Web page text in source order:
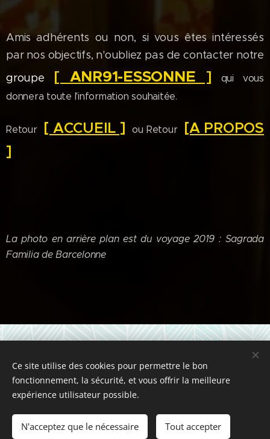
Amis adhérents ou non, si vous êtes intéressés
par nos objectifs, n'oubliez pas de contacter notre
groupe
[ ANR91-ESSONNE ]
qui vous
donnera toute l'information souhaitée.
Retour [ ACCUEIL ] ou Retour
[A PROPOS
]
La photo en arrière plan est du voyage 2019 : Sagrada
Familia de Barcelonne
ANR Groupe Essonne•18 rue du Général Barrois•91700
(répondeur) •Mise à jour 4 août 2026 15h.
Droit à l'image : Lors de nos activités, des photos peuvent être diffusées
Ce site utilise des cookies pour permettre le bon
fonctionnement, la sécurité, et vous offrir la meilleure
expérience utilisateur possible.
N'acceptez que le nécessaire Tout accepter